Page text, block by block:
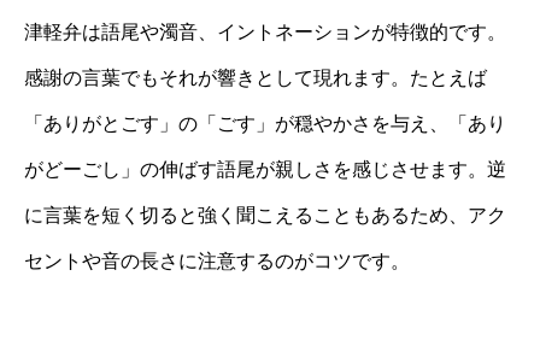
津軽弁は語尾や濁音、イントネーションが特徴的です。
感謝の言葉でもそれが響きとして現れます。たとえば
「ありがとごす」の「ごす」が穏やかさを与え、「あり
がどーごし」の伸ばす語尾が親しさを感じさせます。逆
に言葉を短く切ると強く聞こえることもあるため、アク
セントや音の長さに注意するのがコツです。